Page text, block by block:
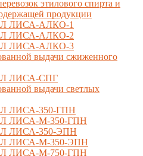
этилового спирта и
продукции
ЛИСА-AЛКО-1
ЛИСА-АЛКО-2
ЛИСА-АЛКО-3
выдачи сжиженного
ЛИСА-СПГ
выдачи светлых
ЛИСА-350-ГПН
ЛИСА-М-350-ГПН
ЛИСА-350-ЭПН
ЛИСА-М-350-ЭПН
ЛИСА-М-750-ГПН